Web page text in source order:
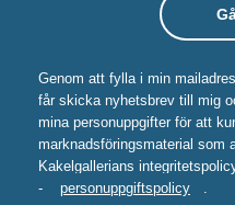
Genom att fylla i min
får skicka nyhetsbrev till mig
mina personuppgifter för att
marknadsföringsmaterial som
Kakelgallerians
-
personuppgiftspolicy .